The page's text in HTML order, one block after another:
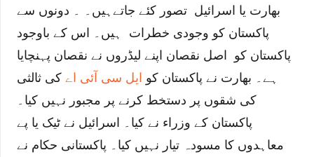
بھارت یا اسرائیل تصور کئے جاتےہیں۔ ۔ دونوں سے
پاکستان کو وجودی خطرات ہیں۔ اس کے باوجود
پاکستان کو اصل نقصان اپنے لیڈروں نے نقصان پہنچایا
ہے۔ بھارت نے پاکستان کو ایل سی آئی اے کی ثالثی
کی شقوں پر دستخط کرنے پر مجبور نہیں کیا۔
پاکستان کے وزراء نے کیا۔ اسرائیل نے ٹیک یا پے
معاہدوں کا مسودہ تیار نہیں کیا۔ پاکستانی حکام نے